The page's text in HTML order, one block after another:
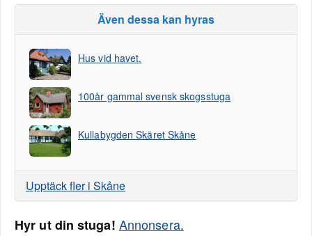
Även dessa kan hyras
Hus vid havet.
100år gammal svensk skogsstuga
Kullabygden Skäret Skåne
Upptäck fler i Skåne
Hyr ut din stuga! Annonsera.